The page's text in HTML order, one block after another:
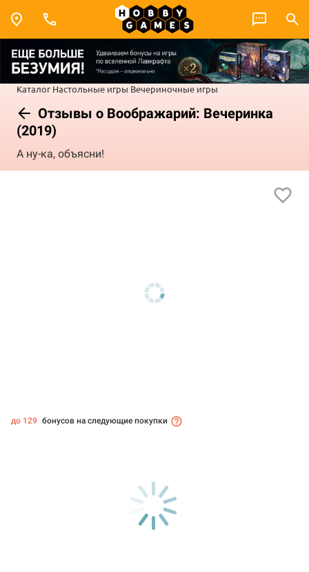
Каталог Настольные игры Вечериночные игры
Отзывы о Воображарий: Вечеринка
(2019)
А ну-ка, объясни!
до 129 бонусов на следующие покупки